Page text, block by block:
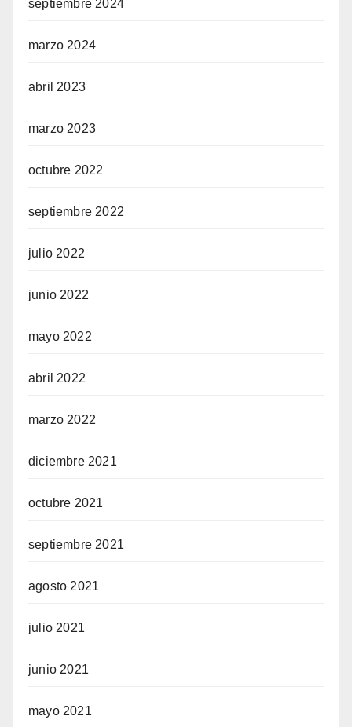
septiembre 2024
marzo 2024
abril 2023
marzo 2023
octubre 2022
septiembre 2022
julio 2022
junio 2022
mayo 2022
abril 2022
marzo 2022
diciembre 2021
octubre 2021
septiembre 2021
agosto 2021
julio 2021
junio 2021
mayo 2021